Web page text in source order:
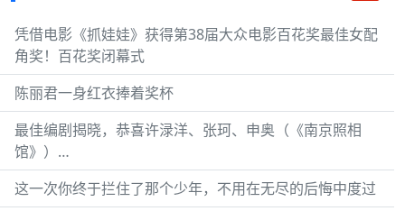
凭借电影《抓娃娃》获得第38届大众电影百花奖最佳女配
角奖！百花奖闭幕式
陈丽君一身红衣捧着奖杯
最佳编剧揭晓，恭喜许渌洋、张珂、申奥（《南京照相
馆》）…
这一次你终于拦住了那个少年，不用在无尽的后悔中度过